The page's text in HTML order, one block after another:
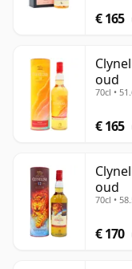
€ 165
oud
70cl •
€ 165
oud
70cl •
€ 170